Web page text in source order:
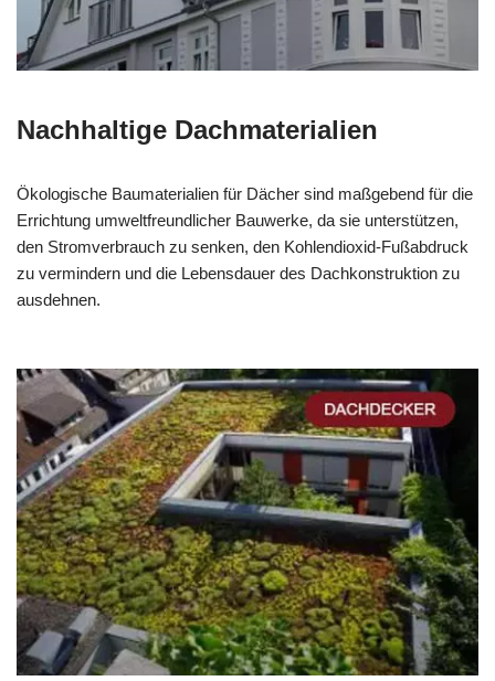
Nachhaltige Dachmaterialien
Ökologische Baumaterialien für Dächer sind maßgebend für die
Errichtung umweltfreundlicher Bauwerke, da sie unterstützen,
den Stromverbrauch zu senken, den Kohlendioxid-Fußabdruck
zu vermindern und die Lebensdauer des Dachkonstruktion zu
ausdehnen.